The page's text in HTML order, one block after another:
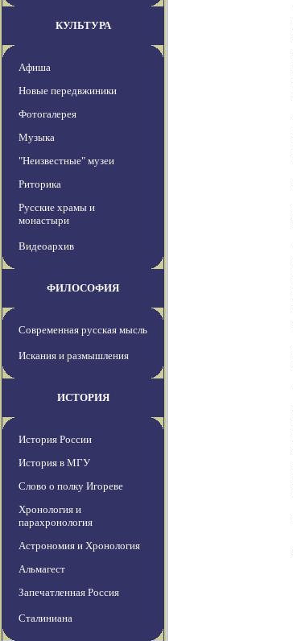
КУЛЬТУРА
Афиша
Новые передвжиники
Фотогалерея
Музыка
"Неизвестные" музеи
Риторика
Русские храмы и
монастыри
Видеоархив
ФИЛОСОФИЯ
Современная русская мысль
Искания и размышления
ИСТОРИЯ
История России
История в МГУ
Слово о полку Игореве
Хронология и
парахронология
Астрономия и Хронология
Альмагест
Запечатленная Россия
Сталиниана